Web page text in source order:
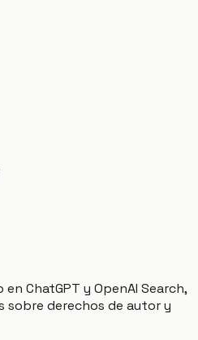
ChatGPT y OpenAI Search,
sobre derechos de autor y